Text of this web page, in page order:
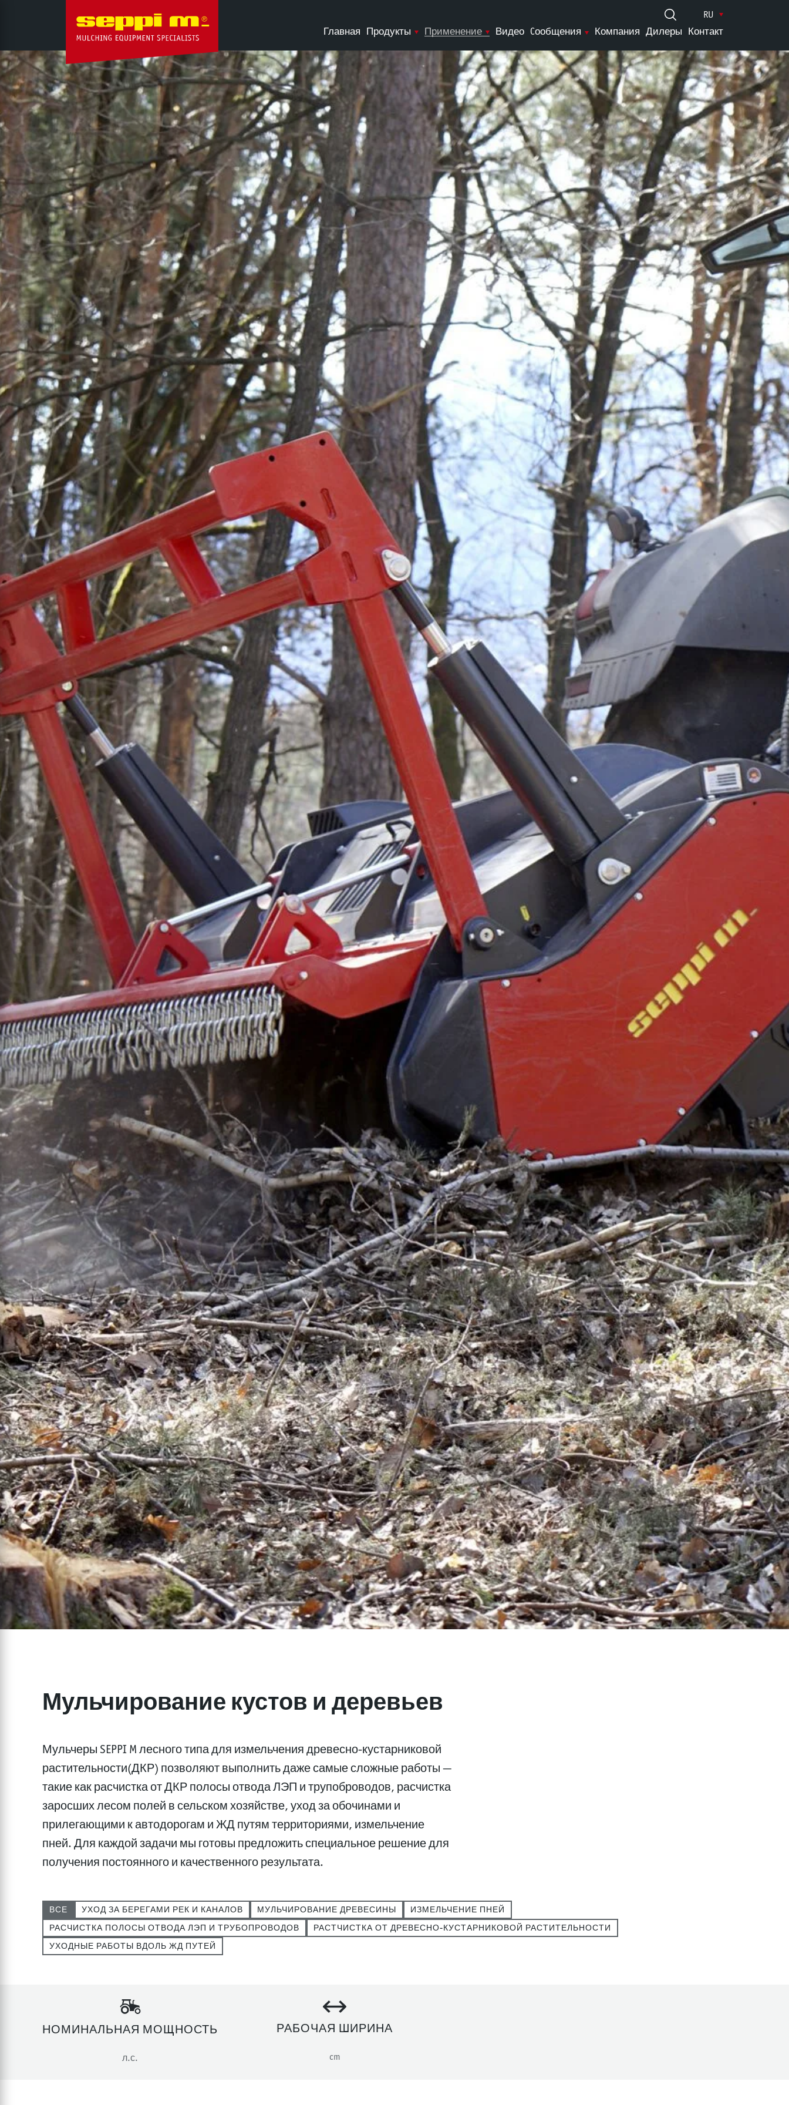
Главная Продукты Применение Видео Cообщения Компания Дилеры Контакт
RU
Мульчирование кустов и деревьев
Мульчеры SEPPI M лесного типа для измельчения древесно-кустарниковой
растительности(ДКР) позволяют выполнить даже самые сложные работы —
такие как расчистка от ДКР полосы отвода ЛЭП и трупоброводов, расчистка
заросших лесом полей в сельском хозяйстве, уход за обочинами и
прилегающими к автодорогам и ЖД путям территориями, измельчение
пней. Для каждой задачи мы готовы предложить специальное решение для
получения постоянного и качественного результата.
ВСЕ УХОД ЗА БЕРЕГАМИ РЕК И КАНАЛОВ МУЛЬЧИРОВАНИЕ ДРЕВЕСИНЫ
ИЗМЕЛЬЧЕНИЕ ПНЕЙ
РАСЧИСТКА ПОЛОСЫ ОТВОДА ЛЭП И ТРУБОПРОВОДОВ
РАСТЧИСТКА ОТ ДРЕВЕСНО-КУСТАРНИКОВОЙ РАСТИТЕЛЬНОСТИ
УХОДНЫЕ РАБОТЫ ВДОЛЬ ЖД ПУТЕЙ
НОМИНАЛЬНАЯ МОЩНОСТЬ
л.с.
РАБОЧАЯ ШИРИНА
cm